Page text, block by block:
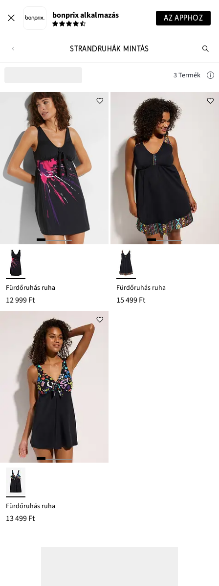
bonprix alkalmazás AZ APPHOZ
STRANDRUHÁK MINTÁS
3 Termék
Fürdőruhás ruha
12 999 Ft
Fürdőruhás ruha
15 499 Ft
Fürdőruhás ruha
13 499 Ft